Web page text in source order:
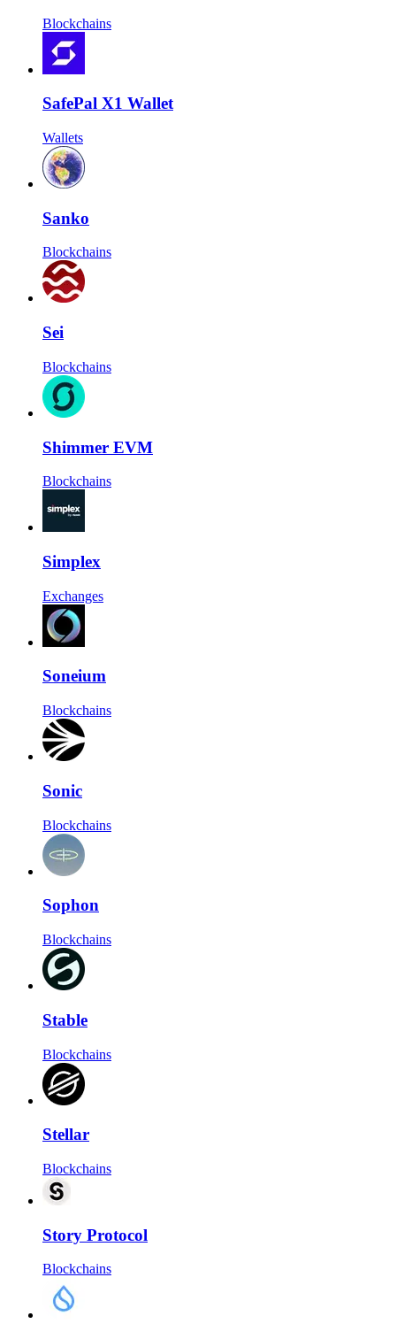
Blockchains
SafePal X1 Wallet
Wallets
Sanko
Blockchains
Sei
Blockchains
Shimmer EVM
Blockchains
Simplex
Exchanges
Soneium
Blockchains
Sonic
Blockchains
Sophon
Blockchains
Stable
Blockchains
Stellar
Blockchains
Story Protocol
Blockchains